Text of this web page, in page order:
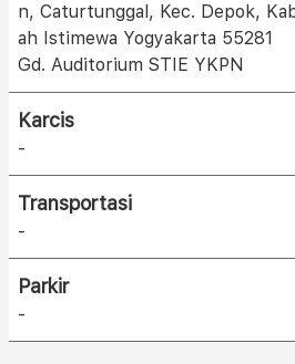
n, Caturtunggal, Kec. Depok,
ah Istimewa Yogyakarta 55281
Gd. Auditorium STIE YKPN
Karcis
-
Transportasi
-
Parkir
-